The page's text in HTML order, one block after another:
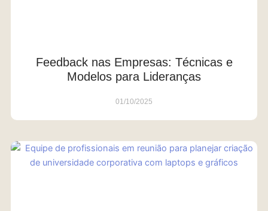
Feedback nas Empresas: Técnicas e
Modelos para Lideranças
01/10/2025